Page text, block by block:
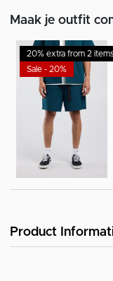
Maak je outfit
20% extra from 2 items
Sale - 20%
Product